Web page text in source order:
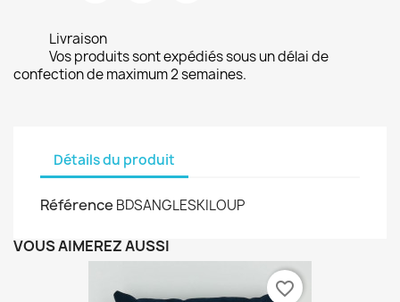
Livraison
Vos produits sont expédiés sous un délai de
confection de maximum 2 semaines.
Détails du produit
Référence BDSANGLESKILOUP
VOUS AIMEREZ AUSSI
favorite_border